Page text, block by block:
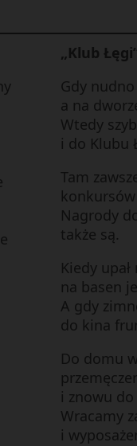
„Klub
Gdy
a na
Wtedy
i do Klubu
Tam
Nagrody
także są.
Kiedy
na basen
A gdy
do kina
Do domu
i znowu
Wracamy
i